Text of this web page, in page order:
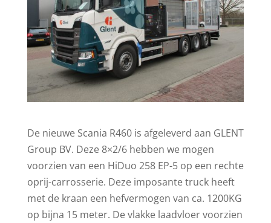
De nieuwe Scania R460 is afgeleverd aan GLENT
Group BV. Deze 8×2/6 hebben we mogen
voorzien van een HiDuo 258 EP-5 op een rechte
oprij-carrosserie. Deze imposante truck heeft
met de kraan een hefvermogen van ca. 1200KG
op bijna 15 meter. De vlakke laadvloer voorzien